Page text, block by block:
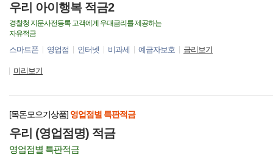
우리 아이행복 적금2
경찰청 지문사전등록 고객에게 우대금리를 제공하는
자유적금
스마트폰 영업점 인터넷 비과세 예금자보호 금리보기
미리보기
우리 (영업점명) 적금
[목돈모으기상품] 영업점별 특판적금
영업점별 특판적금